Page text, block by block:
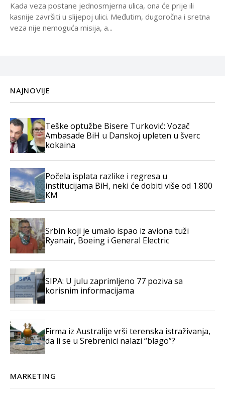
Kada veza postane jednosmjerna ulica, ona će prije ili
kasnije završiti u slijepoj ulici. Međutim, dugoročna i sretna
veza nije nemoguća misija, a...
NAJNOVIJE
Teške optužbe Bisere Turković: Vozač
Ambasade BiH u Danskoj upleten u šverc
kokaina
Počela isplata razlike i regresa u
institucijama BiH, neki će dobiti više od 1.800
KM
Srbin koji je umalo ispao iz aviona tuži
Ryanair, Boeing i General Electric
SIPA: U julu zaprimljeno 77 poziva sa
korisnim informacijama
Firma iz Australije vrši terenska istraživanja,
da li se u Srebrenici nalazi “blago”?
MARKETING